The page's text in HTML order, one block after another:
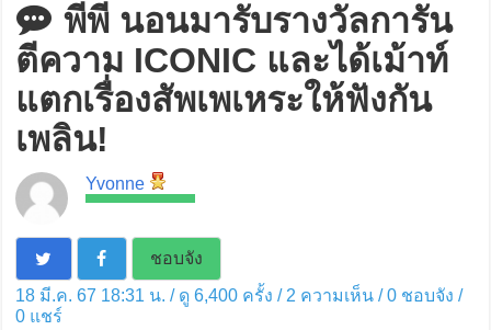
พีพี นอนมารับรางวัลการัน
ตีความ ICONIC และได้เม้าท์
แตกเรื่องสัพเพเหระให้ฟังกัน
เพลิน!
Yvonne
ชอบจัง
18 มี.ค. 67 18:31 น. / ดู 6,400 ครั้ง / 2 ความเห็น /0ชอบจัง /
0แชร์